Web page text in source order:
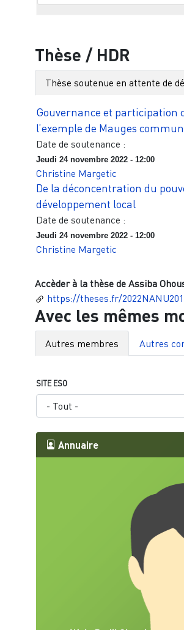
Thèse / HDR
Thèse soutenue en attente de
Gouvernance et participation
l’exemple de Mauges
Date de soutenance :
Jeudi 24 novembre 2022 - 12:00
Christine Margetic
De la déconcentration du
développement local
Date de soutenance :
Jeudi 24 novembre 2022 - 12:00
Christine Margetic
Accèder à la thèse de Assiba
https://theses.fr/
Avec les mêmes
Autres membres Autres
SITE ESO
Annuaire